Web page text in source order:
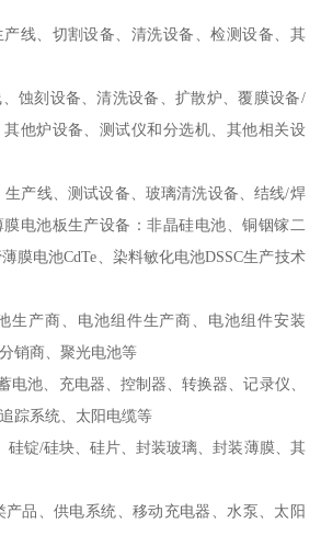
线、切割设备、清洗设备、检测设备、其
蚀刻设备、清洗设备、扩散炉、覆膜设备/
他炉设备、测试仪和分选机、其他相关设
产线、测试设备、玻璃清洗设备、结线/焊
电池板生产设备：非晶硅电池、铜铟镓二
膜电池CdTe、染料敏化电池DSSC生产技术
生产商、电池组件生产商、电池组件安装
销商、聚光电池等
电池、充电器、控制器、转换器、记录仪、
踪系统、太阳电缆等
硅锭/硅块、硅片、封装玻璃、封装薄膜、其
品、供电系统、移动充电器、水泵、太阳